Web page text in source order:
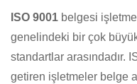
ISO 9001 belgesi
genelindeki bir çok
standartlar arasındadır.
getiren işletmeler belge